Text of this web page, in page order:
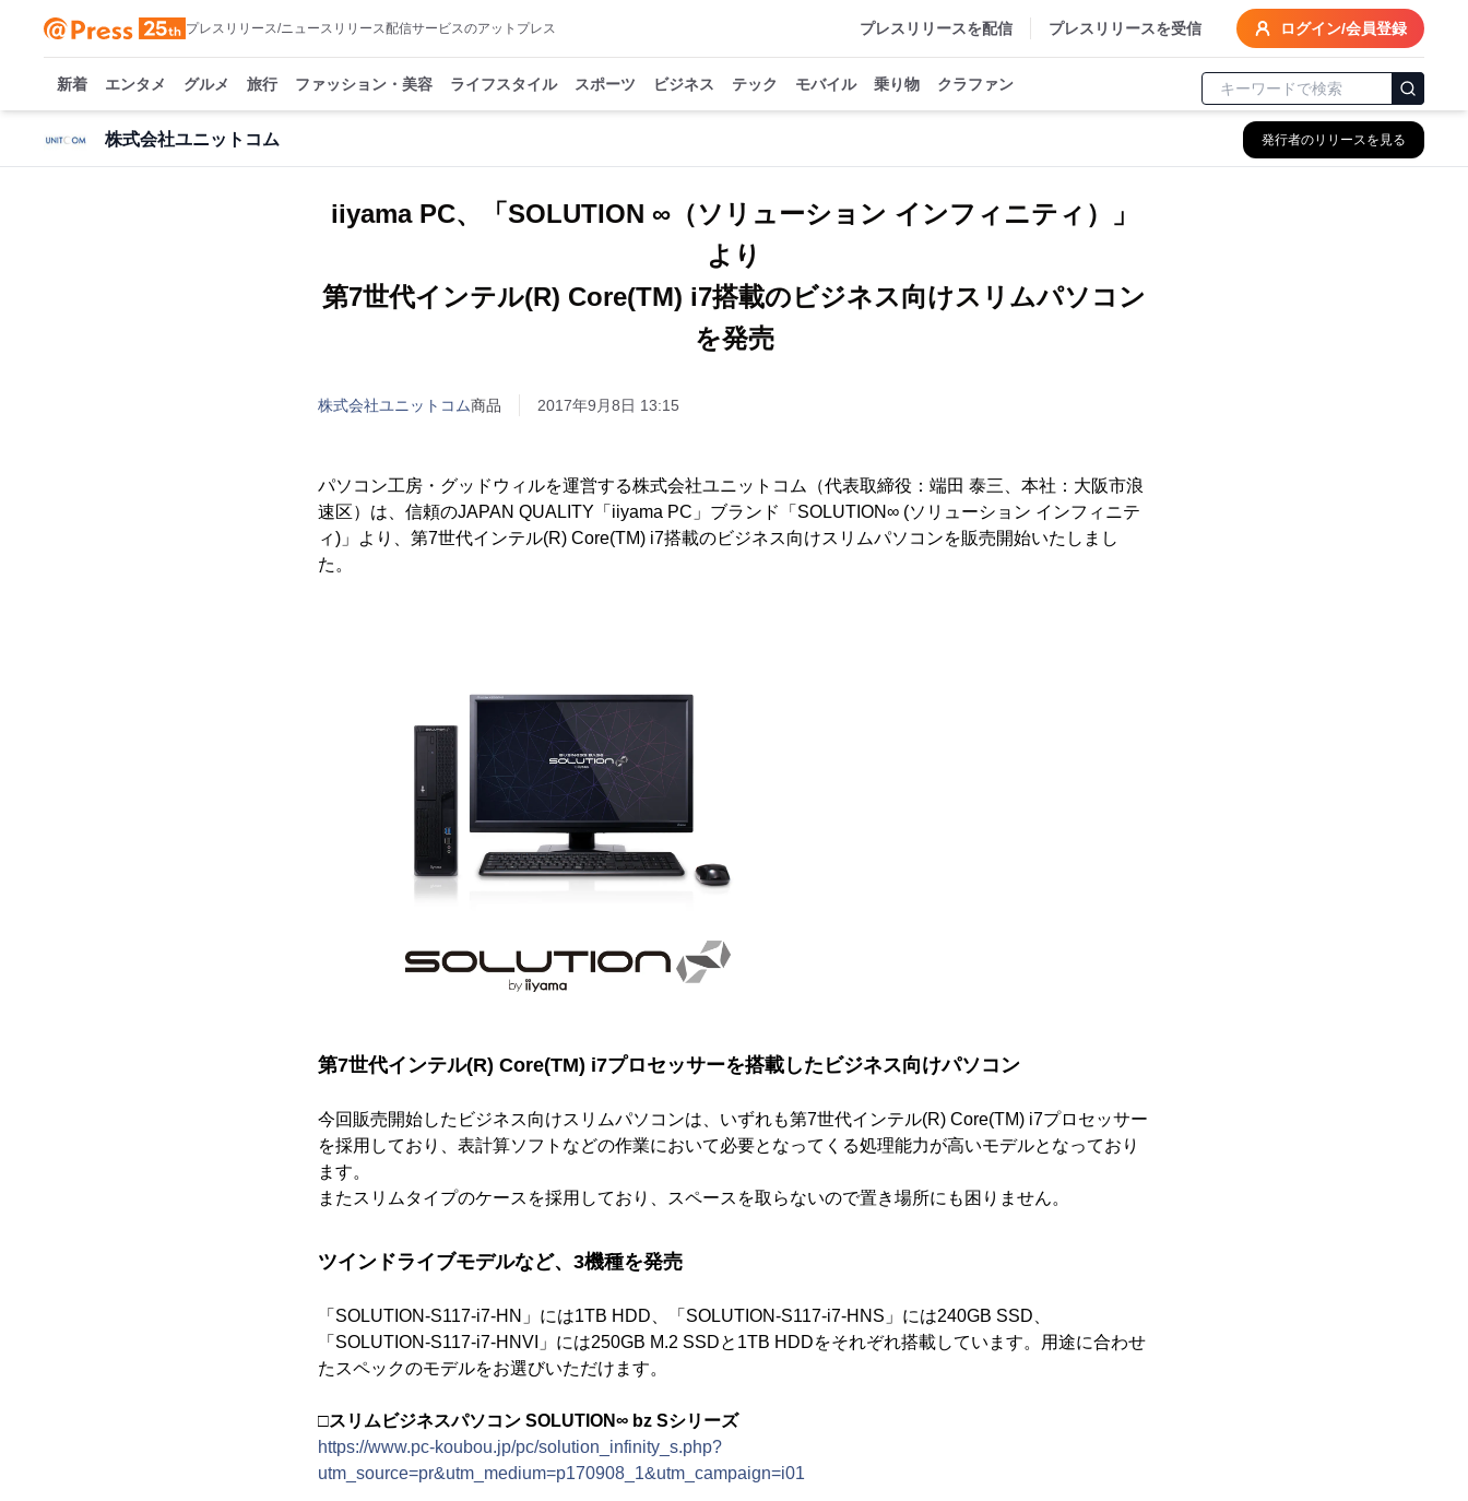
プレスリリース/ニュースリリース配信サービスのアットプレス プレスリリースを配信 プレスリリースを受信 ログイン/会員登録
新着 エンタメ グルメ 旅行 ファッション・美容 ライフスタイル スポーツ ビジネス テック モバイル 乗り物 クラファン
株式会社ユニットコム 発行者のリリースを見る
iiyama PC、「SOLUTION ∞（ソリューション インフィニティ）」
より
第7世代インテル(R) Core(TM) i7搭載のビジネス向けスリムパソコン
を発売
株式会社ユニットコム商品 2017年9月8日 13:15
パソコン工房・グッドウィルを運営する株式会社ユニットコム（代表取締役：端田 泰三、本社：大阪市浪
速区）は、信頼のJAPAN QUALITY「iiyama PC」ブランド「SOLUTION∞ (ソリューション インフィニテ
ィ)」より、第7世代インテル(R) Core(TM) i7搭載のビジネス向けスリムパソコンを販売開始いたしまし
た。
第7世代インテル(R) Core(TM) i7プロセッサーを搭載したビジネス向けパソコン
今回販売開始したビジネス向けスリムパソコンは、いずれも第7世代インテル(R) Core(TM) i7プロセッサー
を採用しており、表計算ソフトなどの作業において必要となってくる処理能力が高いモデルとなっており
ます。
またスリムタイプのケースを採用しており、スペースを取らないので置き場所にも困りません。
ツインドライブモデルなど、3機種を発売
「SOLUTION-S117-i7-HN」には1TB HDD、「SOLUTION-S117-i7-HNS」には240GB SSD、
「SOLUTION-S117-i7-HNVI」には250GB M.2 SSDと1TB HDDをそれぞれ搭載しています。用途に合わせ
たスペックのモデルをお選びいただけます。
□スリムビジネスパソコン SOLUTION∞ bz Sシリーズ
https://www.pc-koubou.jp/pc/solution_infinity_s.php?
utm_source=pr&utm_medium=p170908_1&utm_campaign=i01